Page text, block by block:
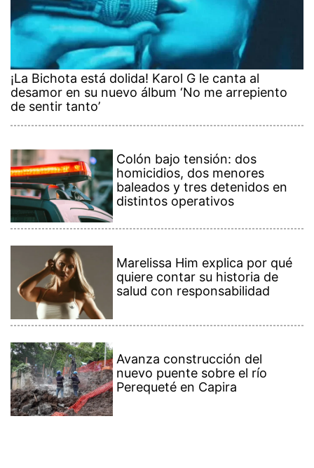
¡La Bichota está dolida! Karol G le canta al
desamor en su nuevo álbum ‘No me arrepiento
de sentir tanto’
Colón bajo tensión: dos
homicidios, dos menores
baleados y tres detenidos en
distintos operativos
Marelissa Him explica por qué
quiere contar su historia de
salud con responsabilidad
Avanza construcción del
nuevo puente sobre el río
Perequeté en Capira